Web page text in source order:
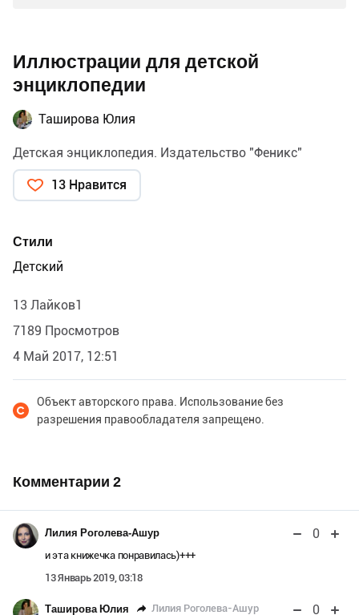
Иллюстрации для детской
энциклопедии
Таширова Юлия
Детская энциклопедия. Издательство "Феникс"
13 Нравится
Стили
Детский
13 Лайков1
7189 Просмотров
4 Май 2017, 12:51
Объект авторского права. Использование без
разрешения правообладателя запрещено.
Комментарии 2
Лилия Роголева-Ашур 0
и эта книжечка понравилась)+++
13 Январь 2019, 03:18
Таширова Юлия Лилия Роголева-Ашур 0